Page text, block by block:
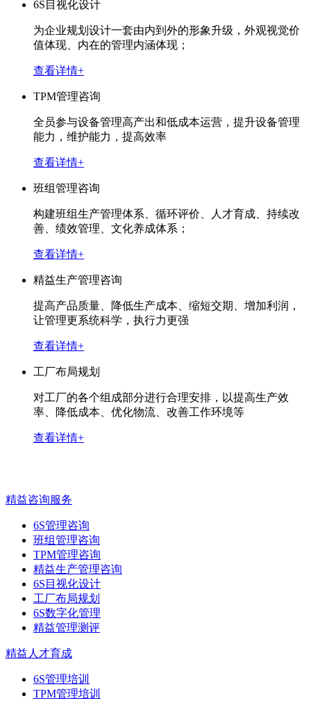
6S目视化设计
为企业规划设计一套由内到外的形象升级，外观视觉价
值体现、内在的管理内涵体现；
查看详情+
TPM管理咨询
全员参与设备管理高产出和低成本运营，提升设备管理
能力，维护能力，提高效率
查看详情+
班组管理咨询
构建班组生产管理体系、循环评价、人才育成、持续改
善、绩效管理、文化养成体系；
查看详情+
精益生产管理咨询
提高产品质量、降低生产成本、缩短交期、增加利润，
让管理更系统科学，执行力更强
查看详情+
工厂布局规划
对工厂的各个组成部分进行合理安排，以提高生产效
率、降低成本、优化物流、改善工作环境等
查看详情+
精益咨询服务
6S管理咨询
班组管理咨询
TPM管理咨询
精益生产管理咨询
6S目视化设计
工厂布局规划
6S数字化管理
精益管理测评
精益人才育成
6S管理培训
TPM管理培训